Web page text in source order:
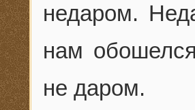
недаром.
нам
не даром.